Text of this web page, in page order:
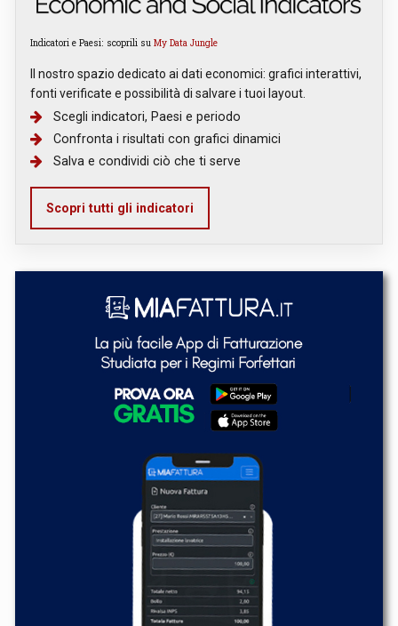
Indicatori e Paesi: scoprili su My Data Jungle
Il nostro spazio dedicato ai dati economici: grafici interattivi,
fonti verificate e possibilità di salvare i tuoi layout.
Scegli indicatori, Paesi e periodo
Confronta i risultati con grafici dinamici
Salva e condividi ciò che ti serve
Scopri tutti gli indicatori